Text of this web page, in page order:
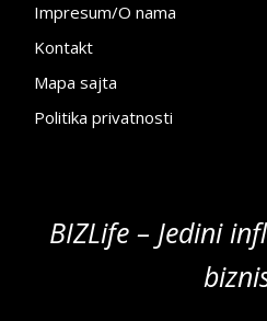
Impresum/O nama
Kontakt
Mapa sajta
Politika privatnosti
BIZLife – Jedini